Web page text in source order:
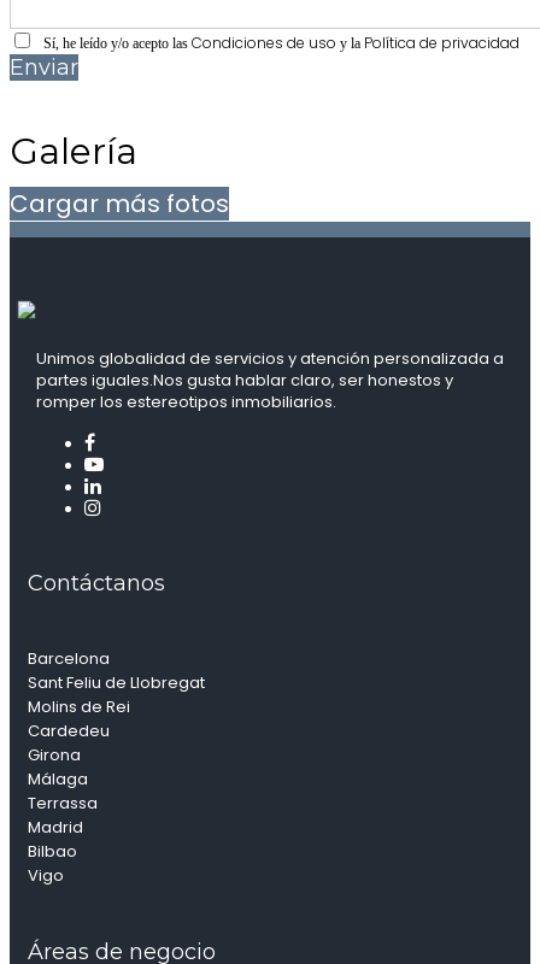
Sí, he leído y/o acepto las Condiciones de uso y la Política de privacidad
Enviar
Galería
Cargar más fotos
Unimos globalidad de servicios y atención personalizada a
partes iguales.Nos gusta hablar claro, ser honestos y
romper los estereotipos inmobiliarios.
Contáctanos
Barcelona
Sant Feliu de Llobregat
Molins de Rei
Cardedeu
Girona
Málaga
Terrassa
Madrid
Bilbao
Vigo
Áreas de negocio